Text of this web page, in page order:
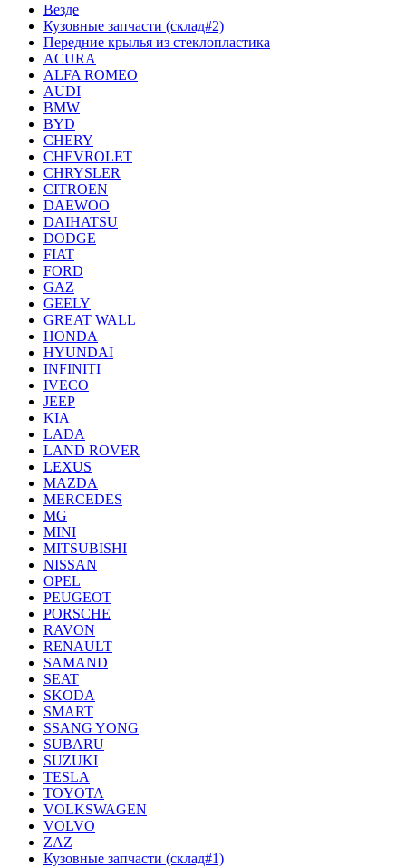
Везде
Кузовные запчасти (склад#2)
Передние крылья из стеклопластика
ACURA
ALFA ROMEO
AUDI
BMW
BYD
CHERY
CHEVROLET
CHRYSLER
CITROEN
DAEWOO
DAIHATSU
DODGE
FIAT
FORD
GAZ
GEELY
GREAT WALL
HONDA
HYUNDAI
INFINITI
IVECO
JEEP
KIA
LADA
LAND ROVER
LEXUS
MAZDA
MERCEDES
MG
MINI
MITSUBISHI
NISSAN
OPEL
PEUGEOT
PORSCHE
RAVON
RENAULT
SAMAND
SEAT
SKODA
SMART
SSANG YONG
SUBARU
SUZUKI
TESLA
TOYOTA
VOLKSWAGEN
VOLVO
ZAZ
Кузовные запчасти (склад#1)